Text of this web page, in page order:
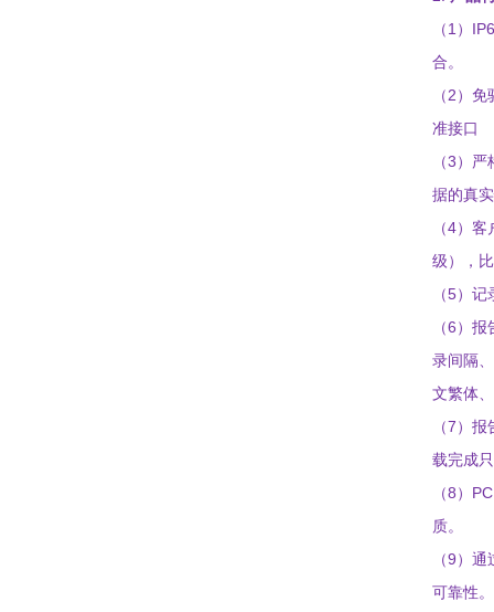
（ 1 ） IP6
合。
（ 2 ）免
准接口
（3 ）严
据的真
（4）客
级 ）
，
（5）记
（6 ）报
录间隔
文繁体
（7 ）报
载完成
（8 ）
质。
（9 ）通
可靠性。